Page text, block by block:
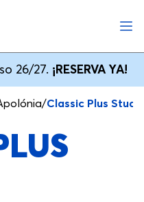
26/27. ¡RESERVA YA!
/Classic Plus